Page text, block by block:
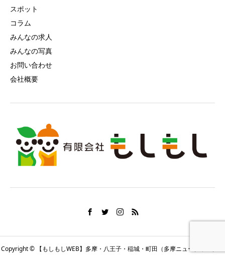
スポット
コラム
みんなの求人
みんなの写真
お問い合わせ
会社概要
Copyright © 【もしもしWEB】多摩・八王子・稲城・町田（多摩ニュータウン）の